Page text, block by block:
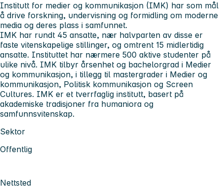
Institutt for medier og kommunikasjon (IMK) har som mål
å drive forskning, undervisning og formidling om moderne
media og deres plass i samfunnet.
IMK har rundt 45 ansatte, nær halvparten av disse er
faste vitenskapelige stillinger, og omtrent 15 midlertidig
ansatte. Instituttet har nærmere 500 aktive studenter på
ulike nivå. IMK tilbyr årsenhet og bachelorgrad i Medier
og kommunikasjon, i tillegg til mastergrader i Medier og
kommunikasjon, Politisk kommunikasjon og Screen
Cultures. IMK er et tverrfaglig institutt, basert på
akademiske tradisjoner fra humaniora og
samfunnsvitenskap.
Sektor
Offentlig
Nettsted